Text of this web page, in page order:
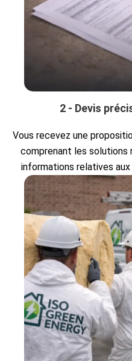
2 - Devis
Vous recevez une
comprenant les solutions
informations relatives